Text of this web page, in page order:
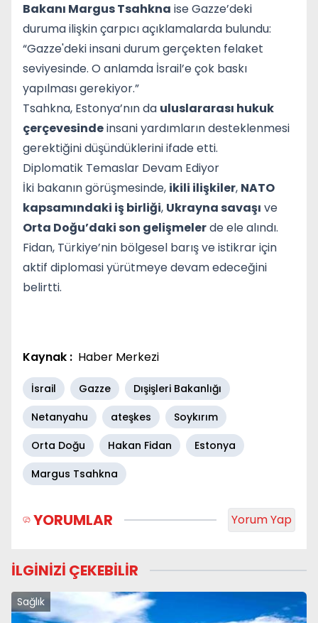
Bakanı Margus Tsahkna ise Gazze’deki
duruma ilişkin çarpıcı açıklamalarda bulundu:
“Gazze'deki insani durum gerçekten felaket
seviyesinde. O anlamda İsrail’e çok baskı
yapılması gerekiyor.”
Tsahkna, Estonya’nın da uluslararası hukuk
çerçevesindeinsani yardımların desteklenmesi
gerektiğini düşündüklerini ifade etti.
Diplomatik Temaslar Devam Ediyor
İki bakanın görüşmesinde, ikili ilişkiler, NATO
kapsamındaki iş birliği, Ukrayna savaşı ve
Orta Doğu’daki son gelişmelerde ele alındı.
Fidan, Türkiye’nin bölgesel barış ve istikrar için
aktif diplomasi yürütmeye devam edeceğini
belirtti.
Kaynak : Haber Merkezi
İsrail Gazze
Dışişleri Bakanlığı
Netanyahu
ateşkes
Soykırım
Orta Doğu
Hakan Fidan
Estonya
Margus Tsahkna
YORUMLAR Yorum Yap
İLGİNİZİ ÇEKEBİLİR
Sağlık